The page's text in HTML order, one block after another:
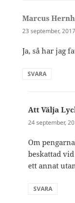
Marcus
23 september,
Ja, så har jag
SVARA
Att Välja
24 september,
Om
beskattad
ett annat
SVARA